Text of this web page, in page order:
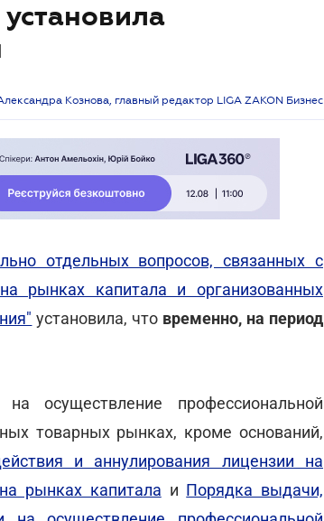
Кознова, главный редактор LIGA ZAKON Бизнес
отдельных вопросов, связанных с
рынках капитала и организованных
установила, что временно, на период
осуществление профессиональной
товарных рынках, кроме оснований,
и аннулирования лицензии на
рынках капитала и Порядка выдачи,